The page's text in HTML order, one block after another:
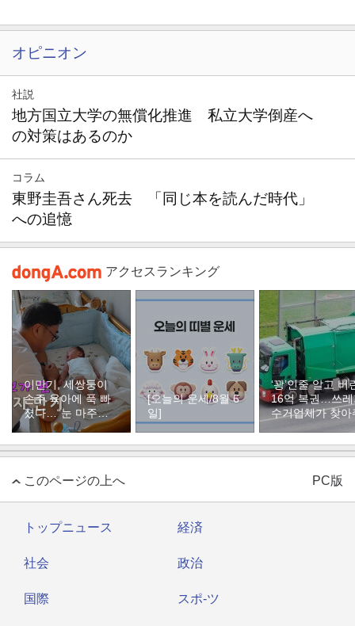
オピニオン
社説
地方国立大学の無償化推進 私立大学倒産へ
の対策はあるのか
コラム
東野圭吾さん死去 「同じ本を読んだ時代」
への追憶
アクセスランキング
이만기, 세쌍둥이
손주 육아에 푹 빠
졌다…“눈 마주치
면 근심 사라져”
[오늘의 운세/8월 6
일]
‘꽝’인줄 알고 버
16억 복권…쓰레
수거업체가 찾아
このページの上へ PC版
トップニュース 経済
社会 政治
国際 スポ-ツ